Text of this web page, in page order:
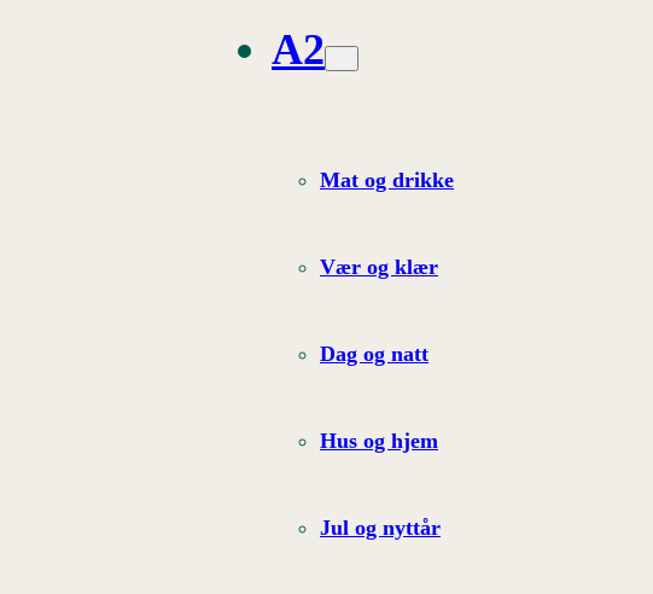
A2
Mat og drikke
Vær og klær
Dag og natt
Hus og hjem
Jul og nyttår